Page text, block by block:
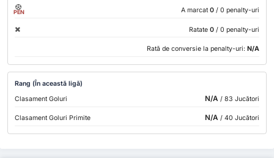
PEN A marcat 0 / 0 penalty-uri
Ratate 0 / 0 penalty-uri
Rată de conversie la penalty-uri: N/A
Rang (În această ligă)
Clasament Goluri
N/A / 83 Jucători
Clasament Goluri Primite N/A / 40 Jucători